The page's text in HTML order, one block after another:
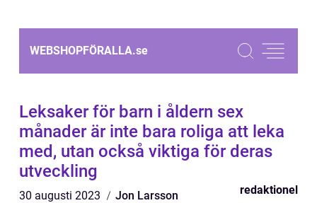
WEBSHOPFÖRALLA.se
Leksaker för barn i åldern sex
månader är inte bara roliga att leka
med, utan också viktiga för deras
utveckling
30 augusti 2023 Jon Larsson redaktionel